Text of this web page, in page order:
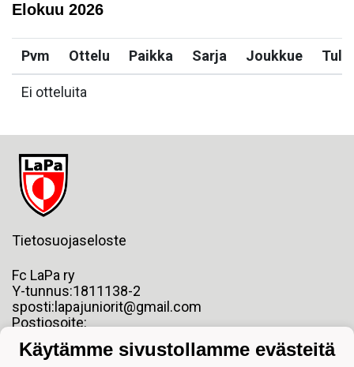
Elokuu 2026
Pvm Ottelu Paikka Sarja Joukkue
Ei otteluita
Tietosuojaseloste
Fc LaPa ry
Y-tunnus:1811138-2
sposti:lapajuniorit@gmail.com
Postiosoite:
53100 LAPPEENRANTA
Käytämme sivustollamme evästeitä